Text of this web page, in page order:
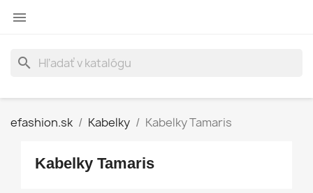

search
efashion.sk Kabelky Kabelky Tamaris
Kabelky Tamaris